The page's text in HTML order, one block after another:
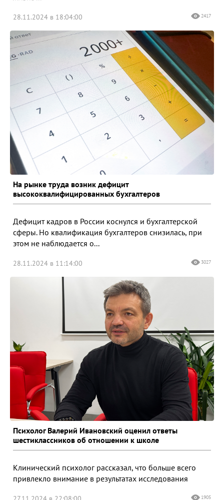
28.11.2024 в 18:04:00 2417
На рынке труда возник дефицит
высококвалифицированных бухгалтеров
Дефицит кадров в России коснулся и бухгалтерской
сферы. Но квалификация бухгалтеров снизилась, при
этом не наблюдается о...
28.11.2024 в 11:14:00 3027
Психолог Валерий Ивановский оценил ответы
шестиклассников об отношении к школе
Клинический психолог рассказал, что больше всего
привлекло внимание в результатах исследования
1905